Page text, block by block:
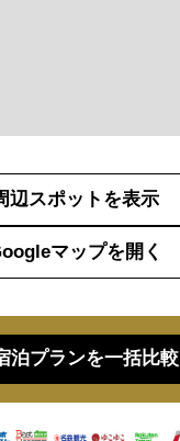
辺スポットを表示
マップを開く
泊プランを一括比較